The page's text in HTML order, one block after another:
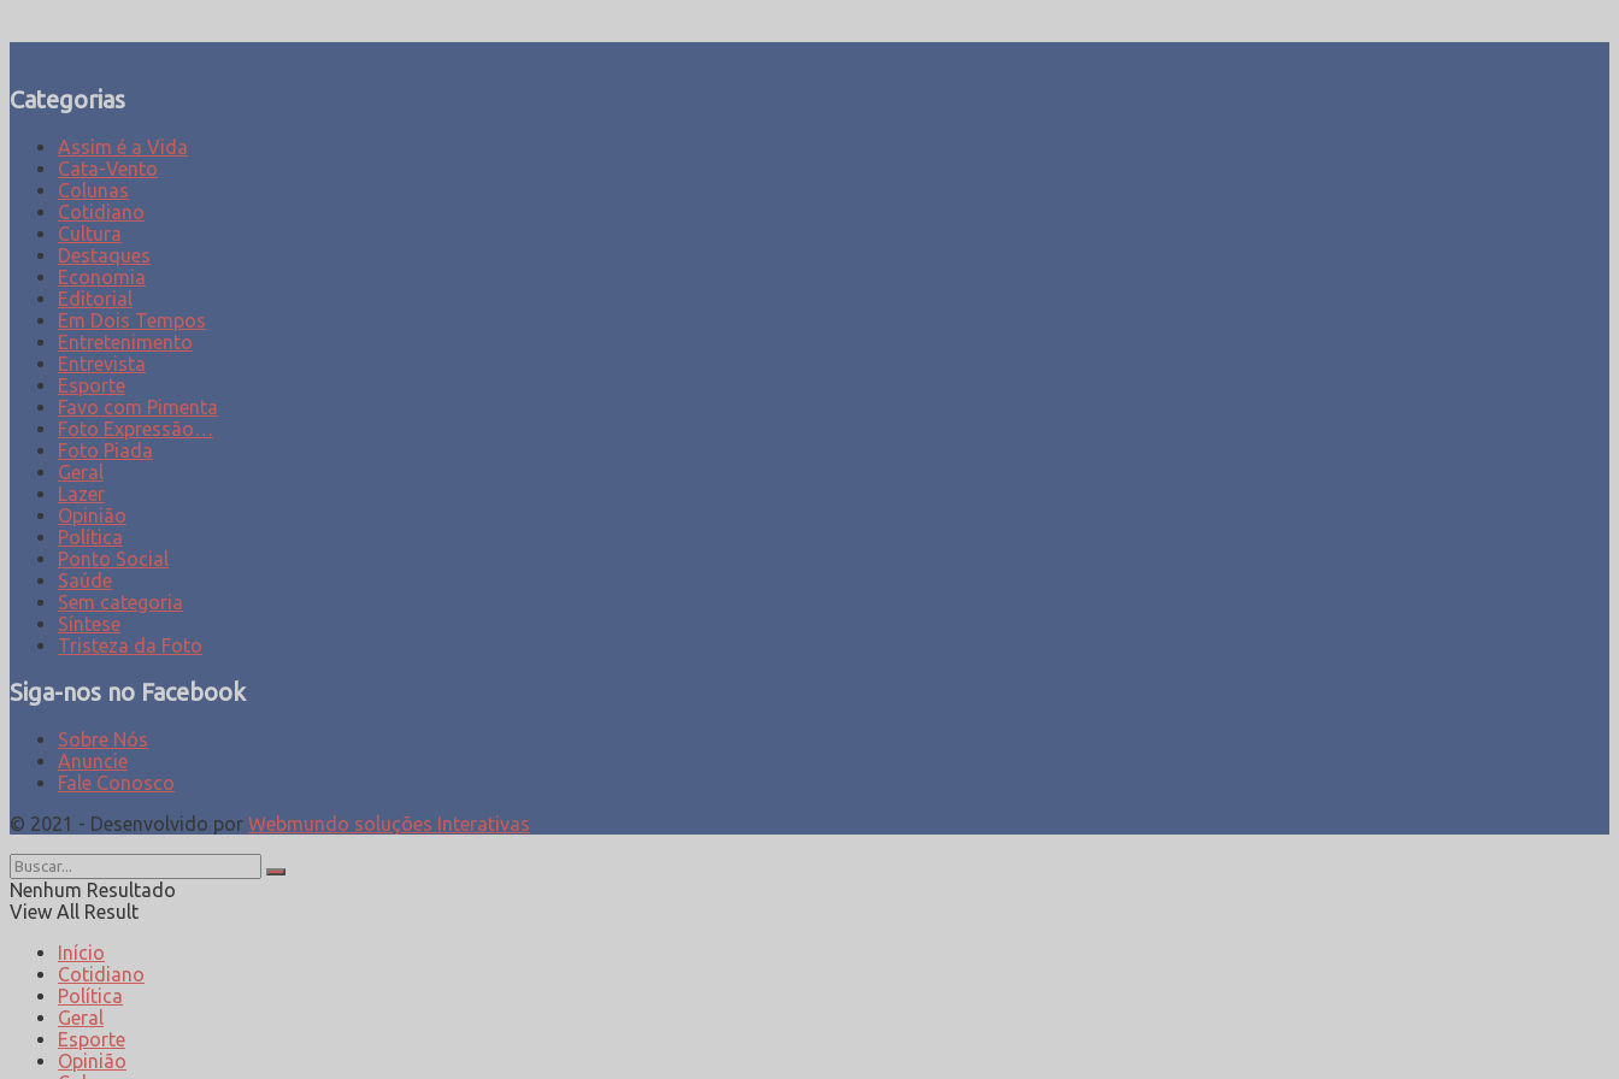
Categorias
Assim é a Vida
Cata-Vento
Colunas
Cotidiano
Cultura
Destaques
Economia
Editorial
Em Dois Tempos
Entretenimento
Entrevista
Esporte
Favo com Pimenta
Foto Expressão…
Foto Piada
Geral
Lazer
Opinião
Política
Ponto Social
Saúde
Sem categoria
Síntese
Tristeza da Foto
Siga-nos no Facebook
Sobre Nós
Anuncie
Fale Conosco
© 2021 - Desenvolvido por Webmundo soluções Interativas
Nenhum Resultado
View All Result
Início
Cotidiano
Política
Geral
Esporte
Opinião